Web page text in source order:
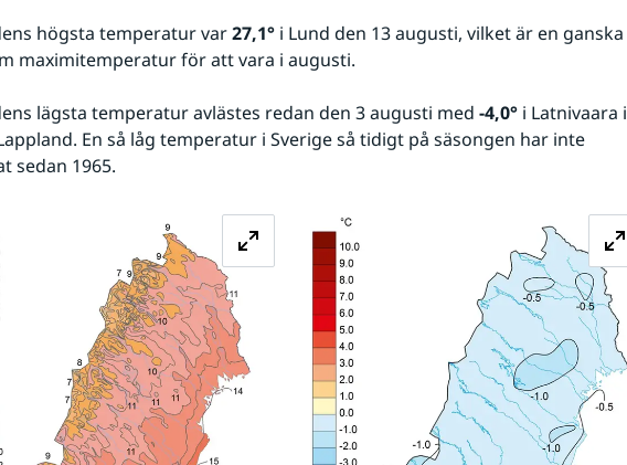
högsta temperatur var 27,1° i Lund den 13 augusti, vilket är en ganska
maximitemperatur för att vara i augusti.
lägsta temperatur avlästes redan den 3 augusti med -4,0° i Latnivaara i
En så låg temperatur i Sverige så tidigt på säsongen har inte
sedan 1965.